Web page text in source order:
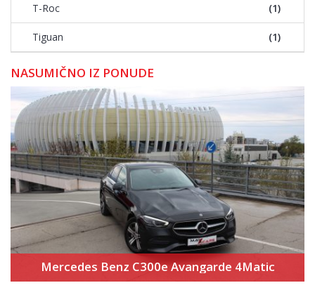
T-Roc (1)
Tiguan (1)
NASUMIČNO IZ PONUDE
Mercedes Benz C300e Avangarde 4Matic